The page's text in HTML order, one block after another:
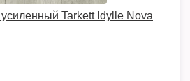
Tarkett Idylle Nova